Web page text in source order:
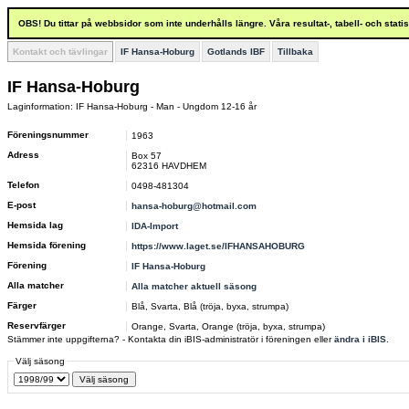
OBS! Du tittar på webbsidor som inte underhålls längre. Våra resultat-, tabell- och
Kontakt och tävlingar IF Hansa-Hoburg Gotlands IBF Tillbaka
IF Hansa-Hoburg
Laginformation: IF Hansa-Hoburg - Man - Ungdom 12-16 år
Föreningsnummer
1963
Adress
Box 57
62316 HAVDHEM
Telefon
0498-481304
E-post
hansa-hoburg@hotmail.com
Hemsida lag
IDA-Import
Hemsida förening
https://www.laget.se/IFHANSAHOBURG
Förening
IF Hansa-Hoburg
Alla matcher
Alla matcher aktuell säsong
Färger
Blå, Svarta, Blå (tröja, byxa, strumpa)
Reservfärger
Orange, Svarta, Orange (tröja, byxa, strumpa)
Stämmer inte uppgifterna? - Kontakta din iBIS-administratör i föreningen ellerändra i iBIS
Välj säsong